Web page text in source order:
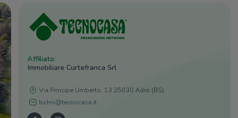
Affiliato:
Immobiliare Curtefranca Srl
Via Principe Umberto, 13 25030 Adro (BS)
bshni@tecnocasa.it